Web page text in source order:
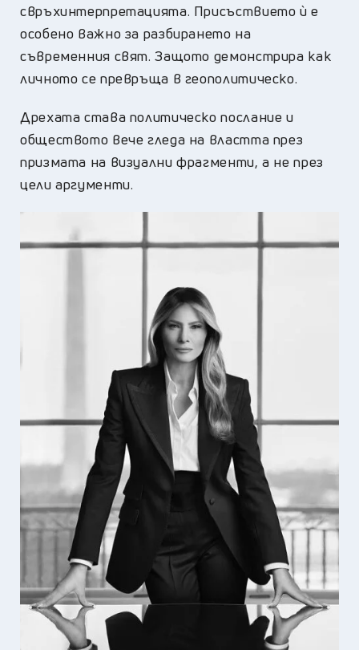
свръхинтерпретацията. Присъствието ѝ е
особено важно за разбирането на
съвременния свят. Защото демонстрира как
личното се превръща в геополитическо.
Дрехата става политическо послание и
обществото вече гледа на властта през
призмата на визуални фрагменти, а не през
цели аргументи.